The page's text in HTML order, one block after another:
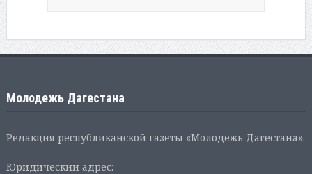
Молодежь Дагестана
Редакция республиканской газеты «Молодежь Дагестана».
Юридический адрес: